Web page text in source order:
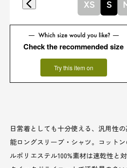
XS S
Check the recommended size
Try this item on
日常着としても十分使える、汎用性
能ロングスリーブ・シャツ。コット
ルポリエステル100%素材は速乾性と